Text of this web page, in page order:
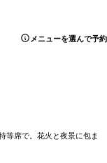
メニューを選んで予約
等席で。花火と夜景に包ま